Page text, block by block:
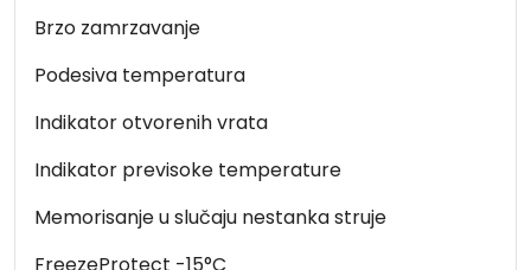
Brzo zamrzavanje
Podesiva temperatura
Indikator otvorenih vrata
Indikator previsoke temperature
Memorisanje u slučaju nestanka struje
FreezeProtect -15°C